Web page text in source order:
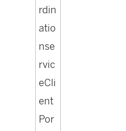
rdin
atio
nse
rvic
eCli
ent
Por